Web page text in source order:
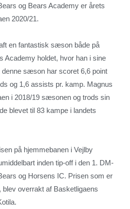
og Bears Academy er årets
2020/21.
en fantastisk sæson både på
Academy holdet, hvor han i sine
denne sæson har scoret 6,6 point
og 1,6 assists pr. kamp. Magnus
i 2018/19 sæsonen og trods sin
blevet til 83 kampe i landets
på hjemmebanen i Vejlby
inden tip-off i den 1. DM-
og Horsens IC. Prisen som er
overrakt af Basketligaens